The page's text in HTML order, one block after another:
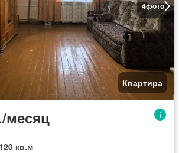
4фото
Квартира
месяц
120 кв.м